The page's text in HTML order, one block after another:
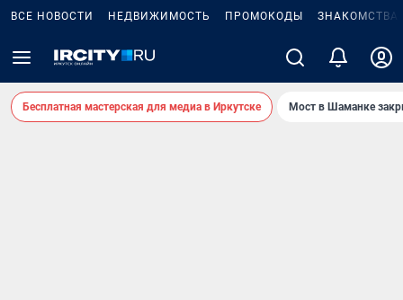
ВСЕ НОВОСТИ НЕДВИЖИМОСТЬ ПРОМОКОДЫ ЗНАКОМСТВА
Бесплатная мастерская для медиа в Иркутске Мост в Шаманке